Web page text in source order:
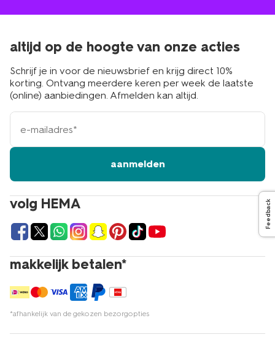
volg HEMA
makkelijk betalen*
*afhankelijk van de gekozen bezorgopties
altijd op de hoogte van onze acties
Schrijf je in voor de nieuwsbrief en krijg direct 10%
korting. Ontvang meerdere keren per week de laatste
(online) aanbiedingen. Afmelden kan altijd.
e-
mailadres
aanmelden
Feedback